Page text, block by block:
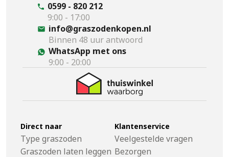
0599 - 820 212
9:00 - 17:00
info@graszodenkopen.nl
Binnen 48 uur antwoord
WhatsApp met ons
9:00 - 20:00
Direct naar
Type graszoden
Graszoden laten leggen
Klantenservice
Veelgestelde vragen
Bezorgen